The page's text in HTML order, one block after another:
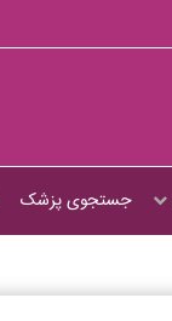
جستجوی پزشک